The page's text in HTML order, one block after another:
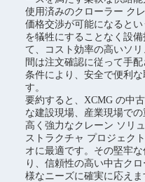
使用済みのクローラー ク
価格交渉が可能になると
を犠牲にすることなく設
て、コスト効率の高いソ
間は注文確認に従って手
条件により、安全で便利
す。
要約すると、XCMG の中
な建設現場、産業現場で
高く強力なクレーン ソリ
ストラクチャ プロジェク
オに最適です。その堅牢
り、信頼性の高い中古ク
様なニーズに確実に応えま